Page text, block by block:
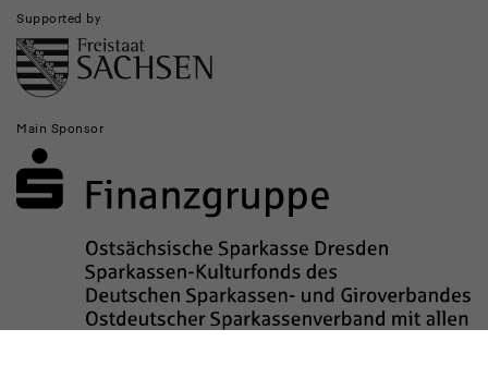
Supported by
Main Sponsor